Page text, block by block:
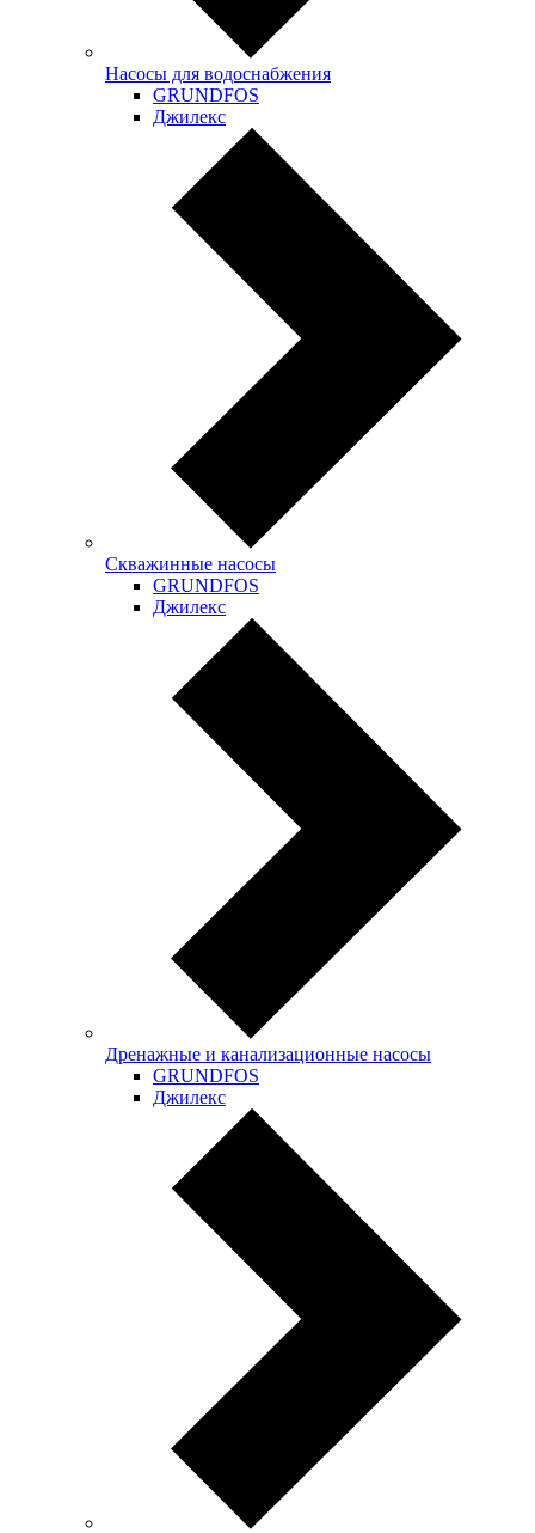
Насосы для водоснабжения
GRUNDFOS
Джилекс
Скважинные насосы
GRUNDFOS
Джилекс
Дренажные и канализационные насосы
GRUNDFOS
Джилекс